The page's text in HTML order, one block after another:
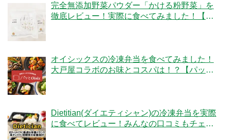
完全無添加野菜パウダー「かける粉野菜」を
徹底レビュー！実際に食べてみました！【ベ
オイシックスの冷凍弁当を食べてみました！
大戸屋コラボのお味とコスパは！？【パッと
Dietitian(ダイエティシャン)の冷凍弁当を実際
に食べてレビュー！みんなの口コミもチェッ